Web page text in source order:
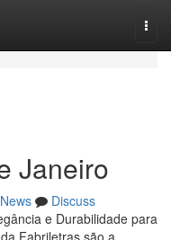
Janeiro
News
Discuss
e Durabilidade para
Fabriletras são a